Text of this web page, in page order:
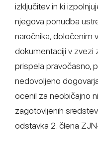
izključitev in ki
njegova ponudba
naročnika, določenim
dokumentaciji v zvezi
prispela pravočasno,
nedovoljeno
ocenil za neobičajno
zagotovljenih
odstavka 2. člena